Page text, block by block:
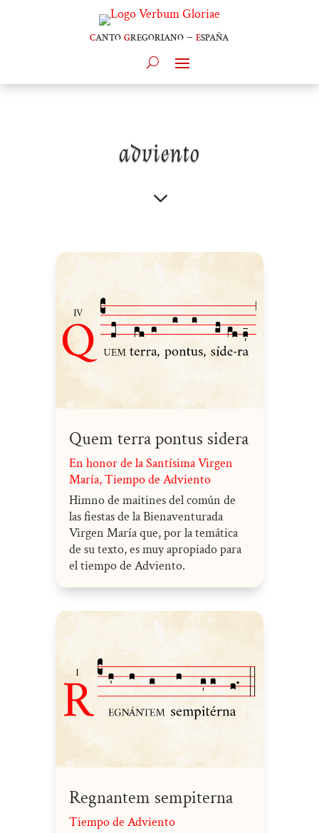
cantogregoriano –españa
adviento
3
Quem terra pontus sidera
En honor de la Santísima Virgen
María,Tiempo de Adviento
Himno de maitines del común de
las fiestas de la Bienaventurada
Virgen María que, por la temática
de su texto, es muy apropiado para
el tiempo de Adviento.
Regnantem sempiterna
Tiempo de Adviento